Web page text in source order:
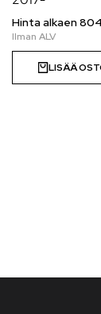
Hinta alkaen
LISÄÄ